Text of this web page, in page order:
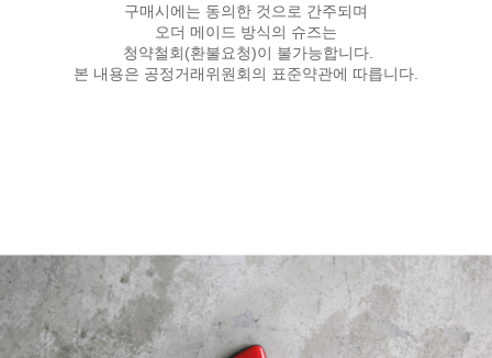
구매시에는 동의한 것으로 간주되며
오더 메이드 방식의 슈즈는
청약철회(환불요청)이 불가능합니다.
본 내용은 공정거래위원회의 표준약관에 따릅니다.